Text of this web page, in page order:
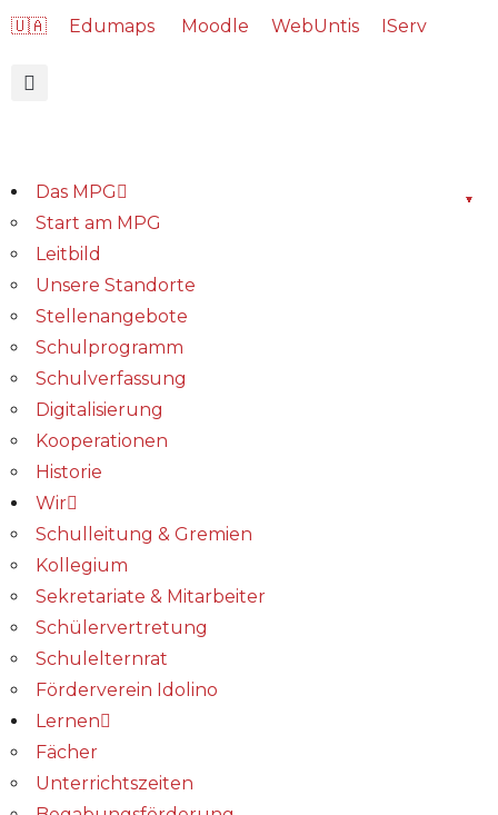
🇺🇦 Edumaps Moodle WebUntis IServ
Das MPG
Start am MPG
Leitbild
Unsere Standorte
Stellenangebote
Schulprogramm
Schulverfassung
Digitalisierung
Kooperationen
Historie
Wir
Schulleitung & Gremien
Kollegium
Sekretariate & Mitarbeiter
Schülervertretung
Schulelternrat
Förderverein Idolino
Lernen
Fächer
Unterrichtszeiten